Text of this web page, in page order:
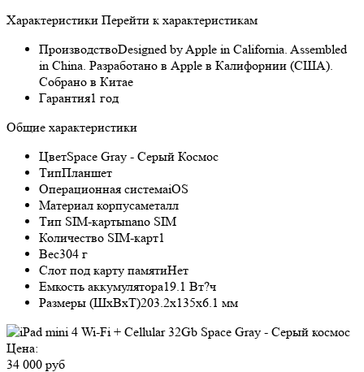
Характеристики Перейти к характеристикам
ПроизводствоDesigned by Apple in California. Assembled
in China. Разработано в Apple в Калифорнии (США).
Собрано в Китае
Гарантия1 год
Общие характеристики
ЦветSpace Gray - Серый Космос
ТипПланшет
Операционная системаiOS
Материал корпусаметалл
Тип SIM-картыnano SIM
Количество SIM-карт1
Вес304 г
Слот под карту памятиНет
Емкость аккумулятора19.1 Вт?ч
Размеры (ШxВxТ)203.2x135x6.1 мм
Цена:
34 000 руб